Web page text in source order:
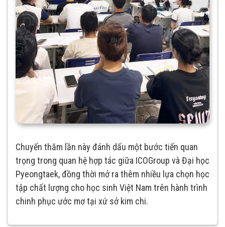
Chuyến thăm lần này đánh dấu một bước tiến quan
trọng trong quan hệ hợp tác giữa ICOGroup và Đại học
Pyeongtaek, đồng thời mở ra thêm nhiều lựa chọn học
tập chất lượng cho học sinh Việt Nam trên hành trình
chinh phục ước mơ tại xứ sở kim chi.